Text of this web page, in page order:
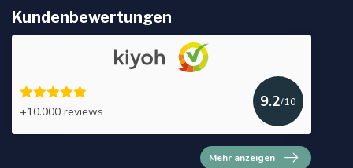
Kundenbewertungen
+10.000 reviews
9.2/10
Mehr anzeigen